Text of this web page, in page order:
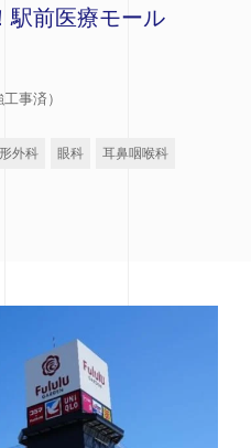
駅前医療モール
事済）
外科 眼科 耳鼻咽喉科